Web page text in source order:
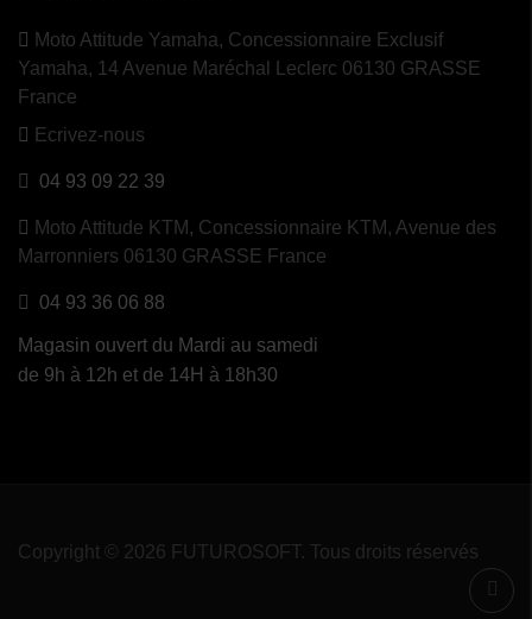
Moto Attitude Yamaha, Concessionnaire Exclusif
Yamaha, 14 Avenue Maréchal Leclerc 06130 GRASSE
France
Ecrivez-nous
04 93 09 22 39
Moto Attitude KTM, Concessionnaire KTM, Avenue des
Marronniers 06130 GRASSE France
04 93 36 06 88
Magasin ouvert du Mardi au samedi
de 9h à 12h et de 14H à 18h30
Copyright © 2026 FUTUROSOFT. Tous droits réservés